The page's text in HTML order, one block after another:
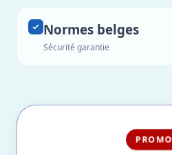
Normes belges
Sécurité garantie
PROMO